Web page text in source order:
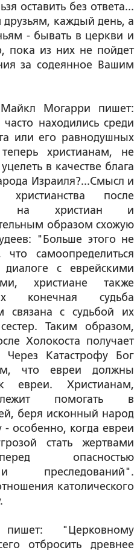
оставить без ответа...
каждый день, а
- бывать в церкви и
пока из них не пойдет
за содеянное Вашим
Майкл Могарри пишет:
находились среди
или его равнодушных
христианам, не
в качестве блага
Израиля?...Смысл и
христианства после
на христиан и
образом схожую
"Больше этого не
что самоопределиться
с еврейскими
христиане также
конечная судьба
связана с судьбой их
Таким образом,
Холокоста получает
Через Катастрофу Бог
что евреи должны
евреи. Христианам,
помогать в
беря исконный народ
особенно, когда евреи
стать жертвами
опасностью
преследований".
католического
"Церковному
отбросить древнее